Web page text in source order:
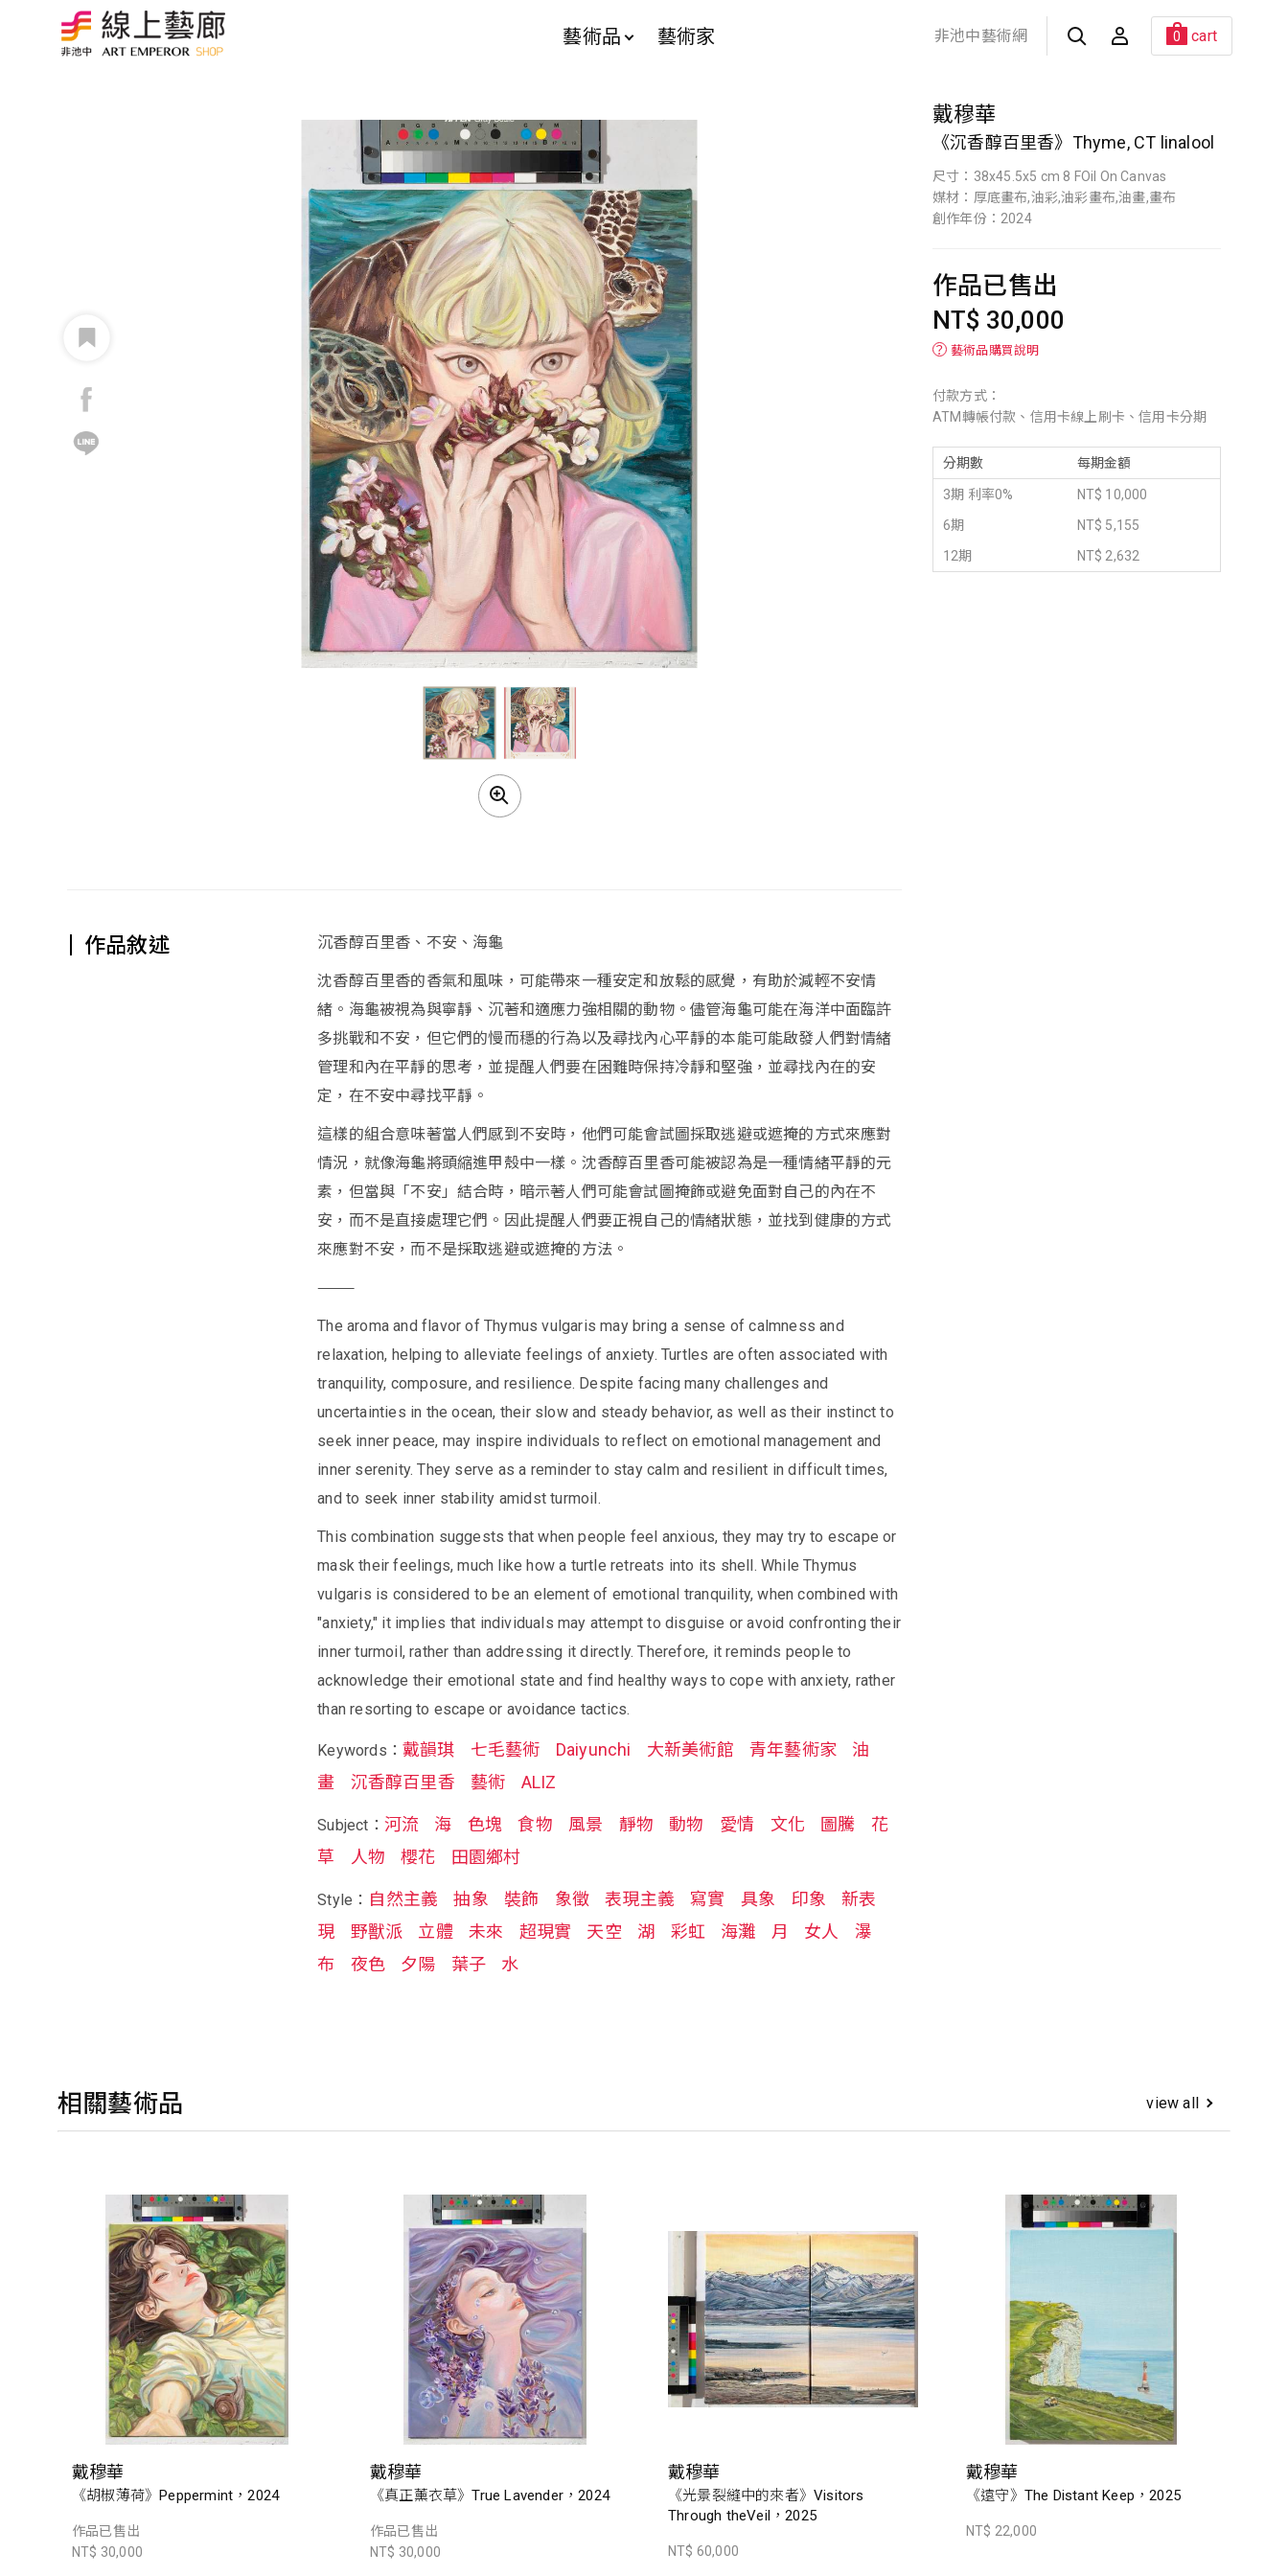
藝術品 藝術家 非池中藝術網 0 cart
戴穆華
《沉香醇百里香》Thyme, CT linalool
尺寸：38x45.5x5 cm 8 FOil On Canvas
媒材：厚底畫布,油彩,油彩畫布,油畫,畫布
創作年份：2024
作品已售出
NT$ 30,000
？ 藝術品購買說明
付款方式：
ATM轉帳付款、信用卡線上刷卡、信用卡分期
分期數 每期金額
3期 利率0%
NT$ 10,000
6期
NT$ 5,155
12期
NT$ 2,632
作品敘述 沉香醇百里香、不安、海龜
沈香醇百里香的香氣和風味，可能帶來一種安定和放鬆的感覺，有助於減輕不安情
緒。海龜被視為與寧靜、沉著和適應力強相關的動物。儘管海龜可能在海洋中面臨許
多挑戰和不安，但它們的慢而穩的行為以及尋找內心平靜的本能可能啟發人們對情緒
管理和內在平靜的思考，並提醒人們要在困難時保持冷靜和堅強，並尋找內在的安
定，在不安中尋找平靜。
這樣的組合意味著當人們感到不安時，他們可能會試圖採取逃避或遮掩的方式來應對
情況，就像海龜將頭縮進甲殼中一樣。沈香醇百里香可能被認為是一種情緒平靜的元
素，但當與「不安」結合時，暗示著人們可能會試圖掩飾或避免面對自己的內在不
安，而不是直接處理它們。因此提醒人們要正視自己的情緒狀態，並找到健康的方式
來應對不安，而不是採取逃避或遮掩的方法。
⸻
The aroma and flavor of Thymus vulgaris may bring a sense of calmness and
relaxation, helping to alleviate feelings of anxiety. Turtles are often associated with
tranquility, composure, and resilience. Despite facing many challenges and
uncertainties in the ocean, their slow and steady behavior, as well as their instinct to
seek inner peace, may inspire individuals to reflect on emotional management and
inner serenity. They serve as a reminder to stay calm and resilient in difficult times,
and to seek inner stability amidst turmoil.
This combination suggests that when people feel anxious, they may try to escape or
mask their feelings, much like how a turtle retreats into its shell. While Thymus
vulgaris is considered to be an element of emotional tranquility, when combined with
"anxiety," it implies that individuals may attempt to disguise or avoid confronting their
inner turmoil, rather than addressing it directly. Therefore, it reminds people to
acknowledge their emotional state and find healthy ways to cope with anxiety, rather
than resorting to escape or avoidance tactics.
Keywords：戴韻琪 七毛藝術 Daiyunchi 大新美術館 青年藝術家
油
畫
沉香醇百里香 藝術 ALIZ
Subject： 河流 海 色塊 食物 風景 靜物 動物 愛情 文化 圖騰
花
草
人物 櫻花 田園鄉村
Style： 自然主義 抽象 裝飾 象徵 表現主義 寫實 具象 印象
新表
現
野獸派 立體 未來 超現實 天空 湖 彩虹 海灘 月 女人
瀑
布
夜色 夕陽 葉子 水
相關藝術品 view all
戴穆華
《胡椒薄荷》Peppermint，2024
作品已售出
NT$ 30,000
戴穆華
《真正薰衣草》True Lavender，2024
作品已售出
NT$ 30,000
戴穆華
《光景裂縫中的來者》Visitors
Through theVeil，2025
NT$ 60,000
戴穆華
《遠守》The Distant Keep，2025
NT$ 22,000